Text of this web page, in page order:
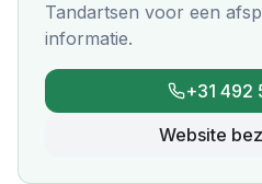
Tandartsen voor een
informatie.
+31 492
Website